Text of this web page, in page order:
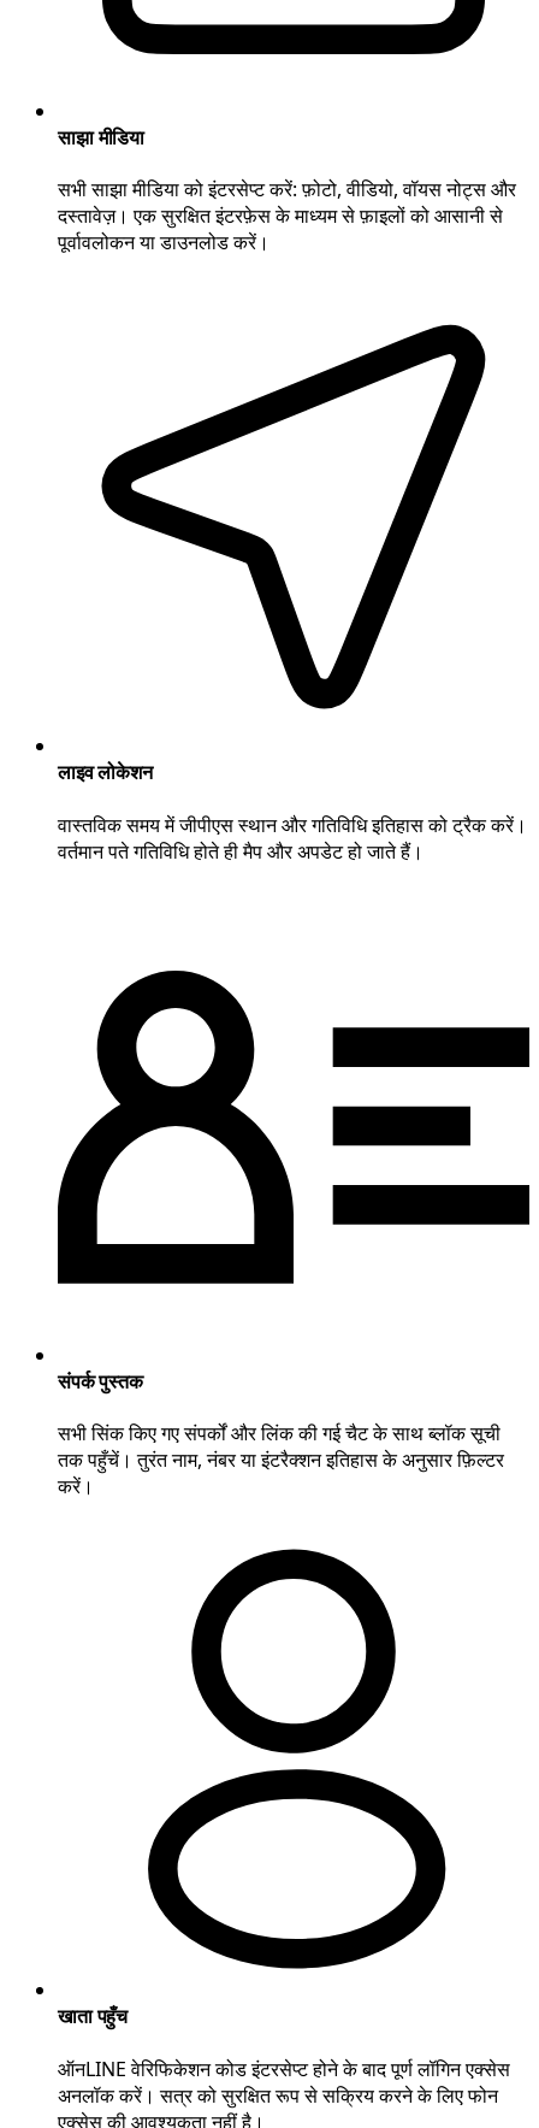
साझा मीडिया
सभी साझा मीडिया को इंटरसेप्ट करें: फ़ोटो, वीडियो, वॉयस नोट्स और
दस्तावेज़। एक सुरक्षित इंटरफ़ेस के माध्यम से फ़ाइलों को आसानी से
पूर्वावलोकन या डाउनलोड करें।
लाइव लोकेशन
वास्तविक समय में जीपीएस स्थान और गतिविधि इतिहास को ट्रैक करें।
वर्तमान पते गतिविधि होते ही मैप और अपडेट हो जाते हैं।
संपर्क पुस्तक
सभी सिंक किए गए संपर्कों और लिंक की गई चैट के साथ ब्लॉक सूची
तक पहुँचें। तुरंत नाम, नंबर या इंटरैक्शन इतिहास के अनुसार फ़िल्टर
करें।
खाता पहुँच
ऑनLINE वेरिफिकेशन कोड इंटरसेप्ट होने के बाद पूर्ण लॉगिन एक्सेस
अनलॉक करें। सत्र को सुरक्षित रूप से सक्रिय करने के लिए फोन
एक्सेस की आवश्यकता नहीं है।